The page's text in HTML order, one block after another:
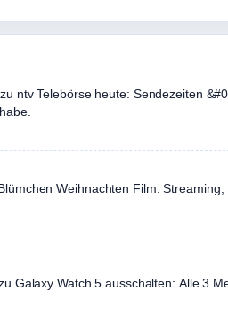
ntv Telebörse heute: Sendezeiten
Weihnachten Film:
Galaxy Watch 5 ausschalten: Alle 3